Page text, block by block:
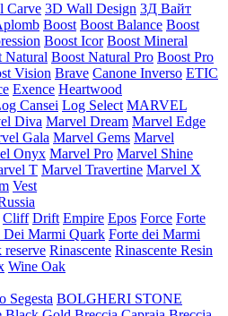
Carve 3D Wall Design 3Д Вайт
Boost Boost Balance Boost
Boost Icor Boost Mineral
Natural Boost Natural Pro Boost Pro
Vision Brave Canone Inverso ETIC
Exence Heartwood
Cansei Log Select MARVEL
Diva Marvel Dream Marvel Edge
Gala Marvel Gems Marvel
Onyx Marvel Pro Marvel Shine
T Marvel Travertine Marvel X
Vest
Cliff Drift Empire Epos Force Forte
Dei Marmi Quark Forte dei Marmi
reserve Rinascente Rinascente Resin
Wine Oak
Segesta BOLGHERI STONE